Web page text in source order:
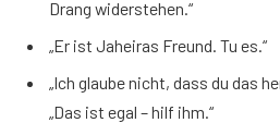
Drang widerstehen.“
„Er ist Jaheiras Freund. Tu es.“
„Ich glaube nicht, dass du das
„Das ist egal – hilf ihm.“